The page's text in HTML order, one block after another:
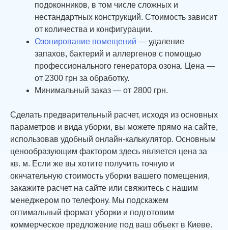
подоконников, в том числе сложных и
нестандартных конструкций. Стоимость зависит
от количества и конфигурации.
Озонирование помещений — удаление
запахов, бактерий и аллергенов с помощью
профессионального генератора озона. Цена —
от 2300 грн за обработку.
Минимальный заказ — от 2800 грн.
Сделать предварительный расчет, исходя из основных
параметров и вида уборки, вы можете прямо на сайте,
использовав удобный онлайн-калькулятор. Основным
ценообразующим фактором здесь является цена за
кв. м. Если же вы хотите получить точную и
окнчательную стоимость уборки вашего помещения,
закажите расчет на сайте или свяжитесь с нашим
менеджером по телефону. Мы подскажем
оптимальный формат уборки и подготовим
коммерческое предложение под ваш объект в Киеве.